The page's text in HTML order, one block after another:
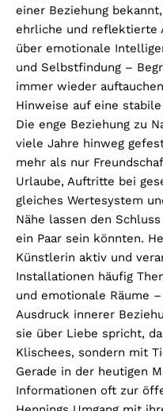
einer Beziehung
ehrliche und reflektierte
über emotionale
und Selbstfindung –
immer wieder
Hinweise auf eine
Die enge Beziehung zu
viele Jahre hinweg
mehr als nur
Urlaube, Auftritte bei
gleiches Wertesystem
Nähe lassen den
ein Paar sein könnten.
Künstlerin aktiv und
Installationen häufig
und emotionale Räume
Ausdruck innerer
sie über Liebe spricht,
Klischees, sondern mit
Gerade in der heutigen
Informationen oft zur